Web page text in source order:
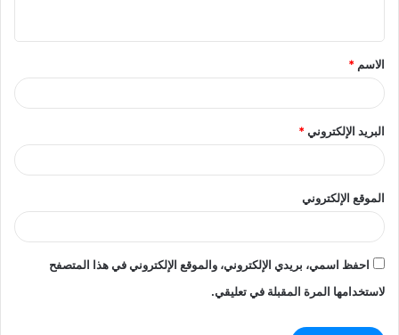
ق
*
الاسم *
البريد الإلكتروني*
الموقع الإلكتروني
احفظ اسمي، بريدي الإلكتروني، والموقع الإلكتروني في هذا المتصفح
لاستخدامها المرة المقبلة في تعليقي.